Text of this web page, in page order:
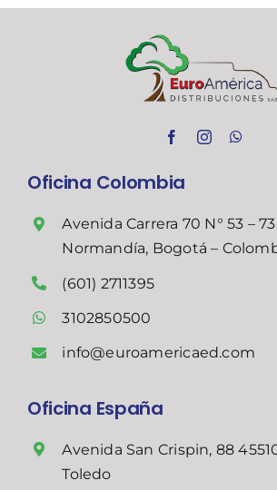
Oficina Colombia
Avenida Carrera 70 N° 53 –
Normandía, Bogotá –
(601) 2711395
3102850500
info@euroamericaed.com
Oficina España
Avenida San Crispin, 88
Toledo